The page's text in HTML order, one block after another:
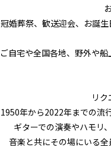
冠婚葬祭、歓送迎会、お誕
ご自宅や全国各地、野外や
リク
1950年から2022年までの流
ギターでの演奏やハモリ
音楽と共にその場にいる全